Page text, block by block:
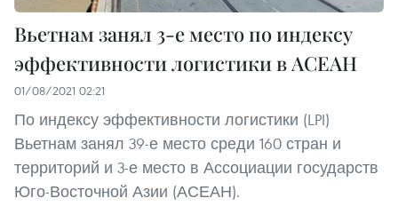
Вьетнам занял 3-е место по индексу
эффективности логистики в АСЕАН
01/08/2021 02:21
По индексу эффективности логистики (LPI)
Вьетнам занял 39-е место среди 160 стран и
территорий и 3-е место в Ассоциации государств
Юго-Восточной Азии (АСЕАН).